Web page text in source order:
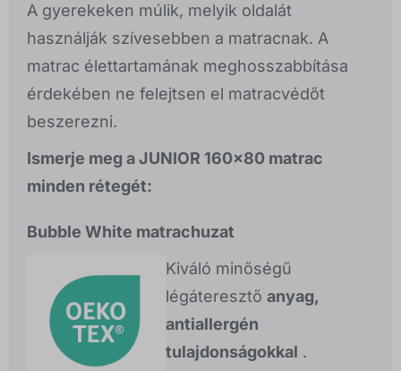
A gyerekeken múlik, melyik oldalát
használják szívesebben a matracnak. A
matrac élettartamának meghosszabbítása
érdekében ne felejtsen el matracvédőt
beszerezni.
Ismerje meg a JUNIOR 160x80 matrac
minden rétegét:
Bubble White matrachuzat
Kiváló minőségű
légáteresztőanyag,
antiallergén
tulajdonságokkal .